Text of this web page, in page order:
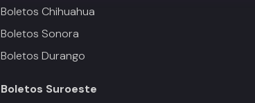
Boletos Chihuahua
Boletos Sonora
Boletos Durango
Boletos Suroeste